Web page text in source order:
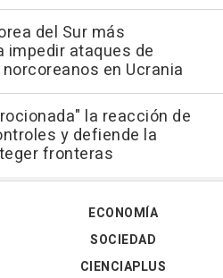
del Sur más
impedir ataques de
en Ucrania
la reacción de
y defiende la
fronteras
ECONOMÍA
SOCIEDAD
CIENCIAPLUS